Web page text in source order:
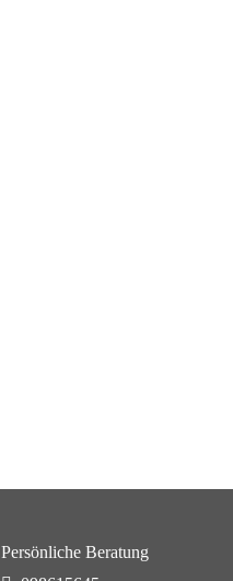
Persönliche Beratung